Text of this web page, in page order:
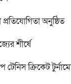
অনুষ্ঠিত
শীর্ষে
ক্রিকেট